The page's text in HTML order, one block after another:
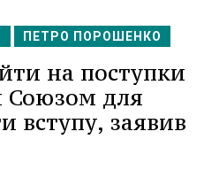
ПЕТРО ПОРОШЕНКО
на поступки
Союзом для
вступу, заявив